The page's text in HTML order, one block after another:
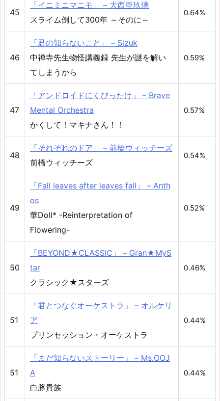
45
「イニミニマニモ」 – 大西亜玖璃
スライム倒して300年 ～そのに～
0.64%
46
「君の知らないこと」 – Sizuk
中禅寺先生物怪講義録 先生が謎を解い
てしまうから
0.59%
47
「アンドロイドにくびったけ」 – Brave
Mental Orchestra
かくして！マキナさん！！
0.57%
48
「それぞれのドア」 – 前橋ウィッチーズ
前橋ウィッチーズ
0.54%
49
「Fall leaves after leaves fall」 – Anth
os
華Doll* -Reinterpretation of
Flowering-
0.52%
50
「BEYOND★CLASSIC」 – Gran★MyS
tar
クラシック★スターズ
0.46%
51
「君とつなぐオーケストラ」 – オルケリ
ア
プリンセッション・オーケストラ
0.44%
51
「まだ知らないストーリー」 – Ms.OOJ
A
白豚貴族
0.44%